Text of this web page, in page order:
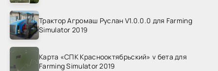
Трактор Агромаш Руслан V1.0.0.0 для Farming
Simulator 2019
Карта «СПК Краснооктябрьский» v бета для
Farming Simulator 2019